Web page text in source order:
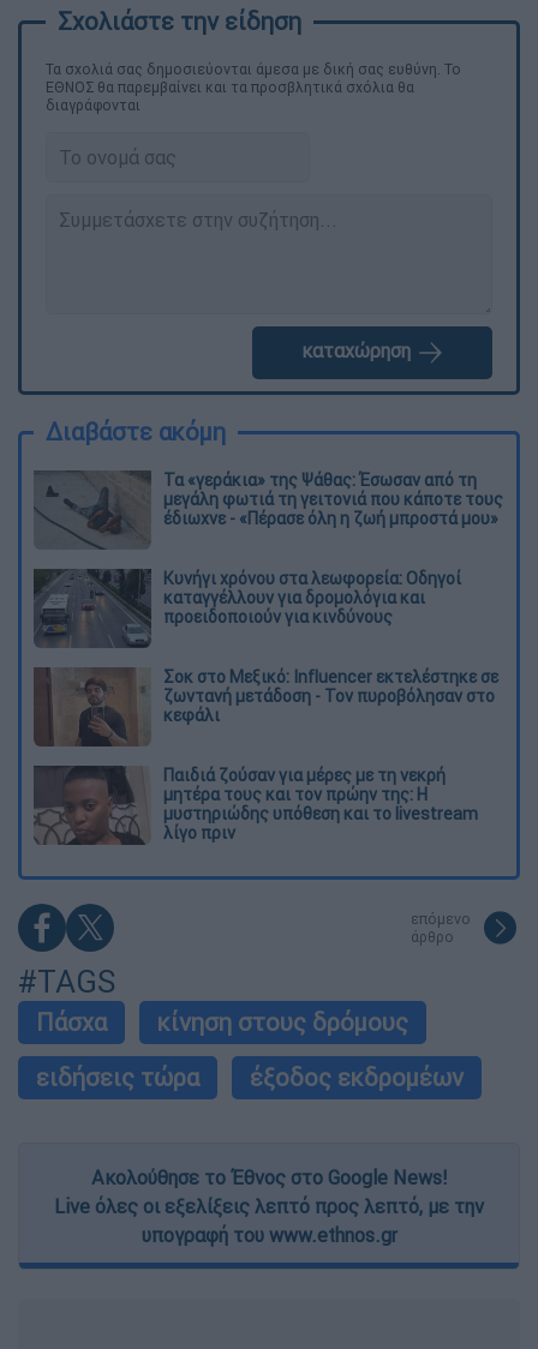
Τα σχολιά σας δημοσιεύονται άμεσα με δική σας ευθύνη. Το
ΕΘΝΟΣ θα παρεμβαίνει και τα προσβλητικά σχόλια θα
διαγράφονται
καταχώρηση
Διαβάστε ακόμη
Τα «γεράκια» της Ψάθας: Έσωσαν από τη
μεγάλη φωτιά τη γειτονιά που κάποτε τους
έδιωχνε - «Πέρασε όλη η ζωή μπροστά μου»
Κυνήγι χρόνου στα λεωφορεία: Οδηγοί
καταγγέλλουν για δρομολόγια και
προειδοποιούν για κινδύνους
Σοκ στο Μεξικό: Influencer εκτελέστηκε σε
ζωντανή μετάδοση - Τον πυροβόλησαν στο
κεφάλι
Παιδιά ζούσαν για μέρες με τη νεκρή
μητέρα τους και τον πρώην της: Η
μυστηριώδης υπόθεση και το livestream
λίγο πριν
επόμενο
άρθρο
#TAGS
Πάσχα
κίνηση στους δρόμους
ειδήσεις τώρα
έξοδος εκδρομέων
Ακολούθησε το Έθνος στο Google News!
Live όλες οι εξελίξεις λεπτό προς λεπτό, με την
υπογραφή του www.ethnos.gr